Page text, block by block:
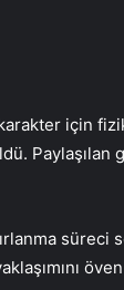
için
süreci